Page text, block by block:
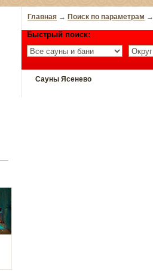
Главная → Поиск по параметрам →
Быстрый поиск:
Сауны Ясенево